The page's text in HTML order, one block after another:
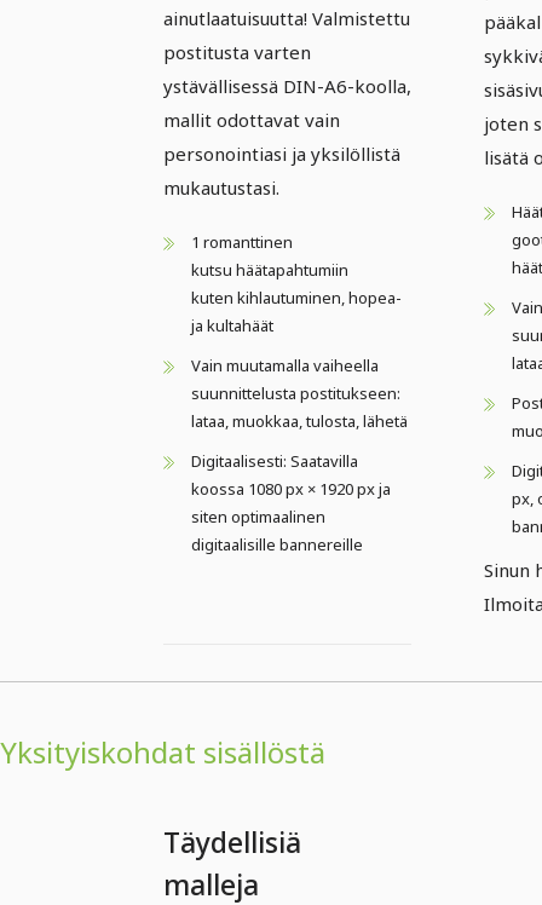
ainutlaatuisuutta! Valmistettu
postitusta varten
ystävällisessä DIN-A6-koolla,
mallit odottavat vain
personointiasi ja yksilöllistä
mukautustasi.
1 romanttinen
kutsu häätapahtumiin
kuten kihlautuminen, hopea-
ja kultahäät
Vain muutamalla vaiheella
suunnittelusta postitukseen:
lataa, muokkaa, tulosta, lähetä
Digitaalisesti: Saatavilla
koossa 1080 px × 1920 px ja
siten optimaalinen
digitaalisille bannereille
joten
lisätä
px,
Sinun
Yksityiskohdat sisällöstä
Täydellisiä
malleja